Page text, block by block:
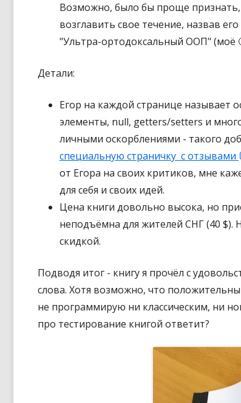
Возможно, было бы проще
возглавить свое течение, назвав
"Ультра-ортодоксальный ООП" (моё
Детали:
Егор на каждой странице называет
элементы, null, getters/setters и
личными оскорблениями - такого
специальную страничку с отзывами
от Егора на своих критиков, мне
для себя и своих идей.
Цена книги довольно высока, но
неподъёмна для жителей СНГ (40 $).
скидкой.
Подводя итог - книгу я прочёл с
слова. Хотя возможно, что
не программирую ни классическим, ни
про тестирование книгой ответит?